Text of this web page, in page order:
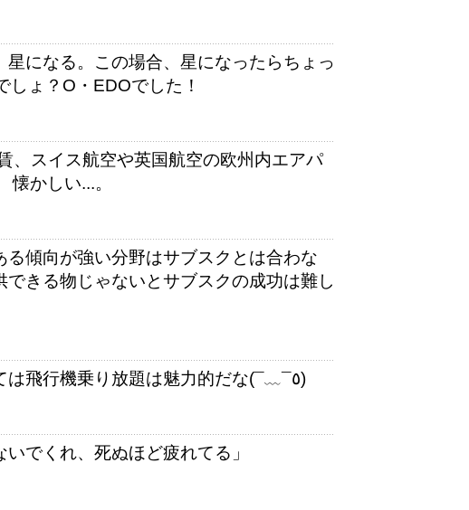
なる。この場合、星になったらちょっ
しょ？O・EDOでした！
、スイス航空や英国航空の欧州内エアパ
かしい...。
傾向が強い分野はサブスクとは合わな
きる物じゃないとサブスクの成功は難し
鉄道よりも飛行機好きなワイにとっては飛行機乗り放題は魅力的だな(¯﹏¯٥)
でくれ、死ぬほど疲れてる」